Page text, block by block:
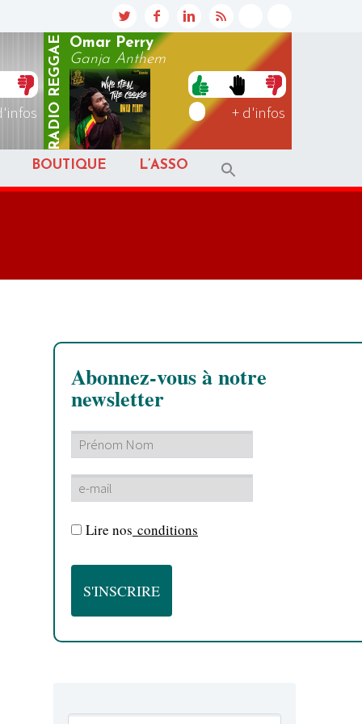
RADIO
REGGAE
Omar Perry
Ganja Anthem
+ d'infos
BOUTIQUE L’ASSO
WEBZINE METAL WEBZINE ROCK
Abonnez-vous à notre
newsletter
Lire nos conditions